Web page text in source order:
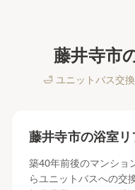
藤井寺市
🛁 ユニットバス交
藤井寺市の浴室リ
築40年前後のマンショ
らユニットバスへの交